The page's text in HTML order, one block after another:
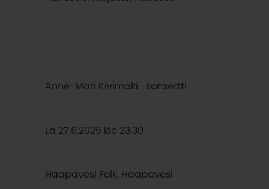
Anne-Mari Kivimäki -konsertti
La 27.6.2026 klo 23.30
Haapavesi Folk, Haapavesi